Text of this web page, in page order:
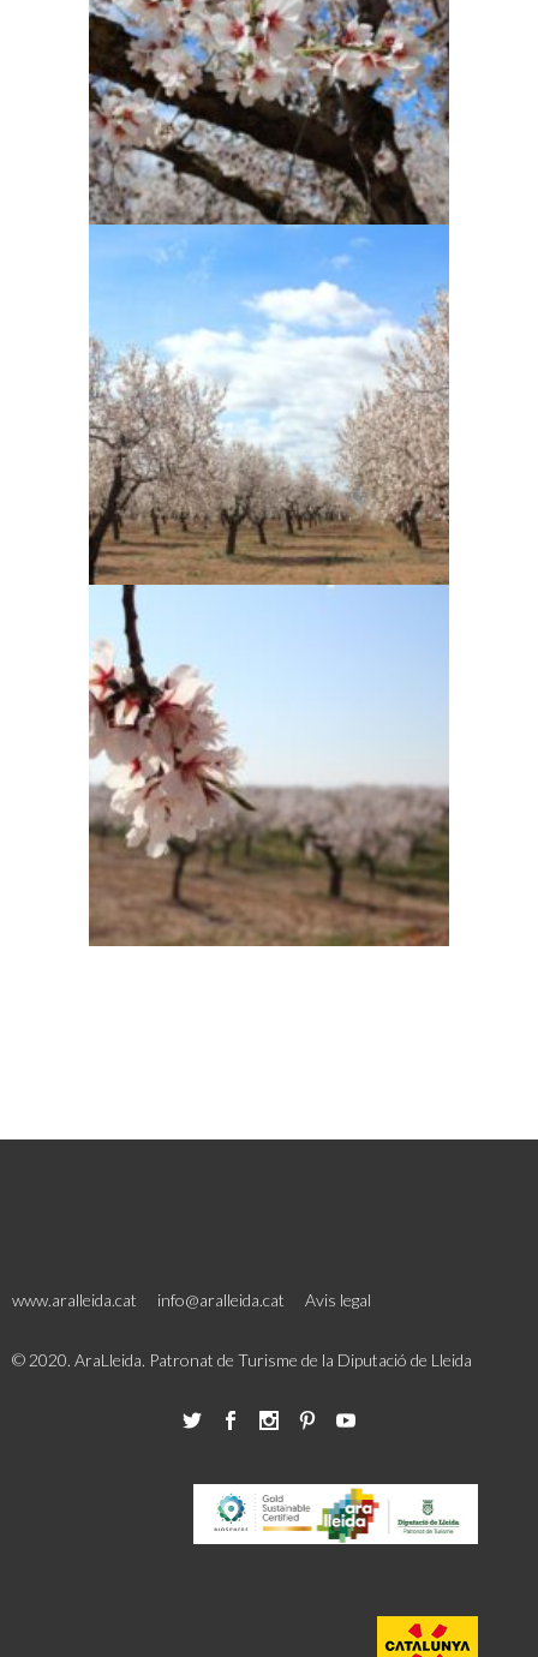
www.aralleida.cat info@aralleida.cat Avis legal
© 2020. AraLleida. Patronat de Turisme de la Diputació de Lleida